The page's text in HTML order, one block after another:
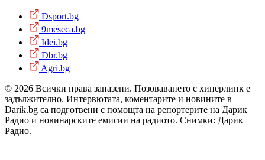
Dsport.bg
9meseca.bg
Idei.bg
Dbr.bg
Agri.bg
© 2026 Всички права запазени. Позоваването с хиперлинк е
задължително. Интервютата, коментарите и новините в
Darik.bg са подготвени с помощта на репортерите на Дарик
Радио и новинарските емисии на радиото. Снимки: Дарик
Радио.